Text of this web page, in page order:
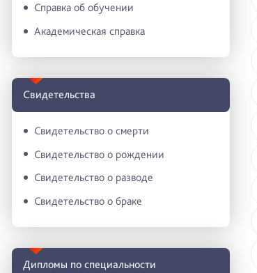
Справка об обучении
Академическая справка
Свидетельства
Свидетельство о смерти
Свидетельство о рождении
Свидетельство о разводе
Свидетельство о браке
Дипломы по специальности